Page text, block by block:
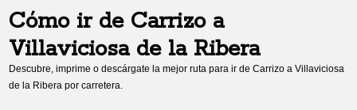
Cómo ir de Carrizoa
Villaviciosa de la Ribera
Descubre, imprime o descárgate la mejor ruta para ir deCarrizo aVillaviciosa
de la Ribera por carretera.